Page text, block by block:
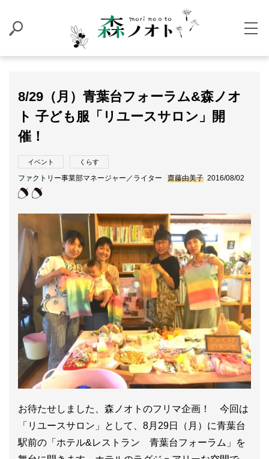
8/29（月）青葉台フォーラム&森ノオ
ト 子ども服「リユースサロン」開
催！
イベント くらす
ファクトリー事業部マネージャー／ライター 齋藤由美子 2016/08/02
お待たせしました、森ノオトのフリマ企画！ 今回は
「リユースサロン」として、8月29日（月）に青葉台
駅前の「ホテル&レストラン 青葉台フォーラム」を